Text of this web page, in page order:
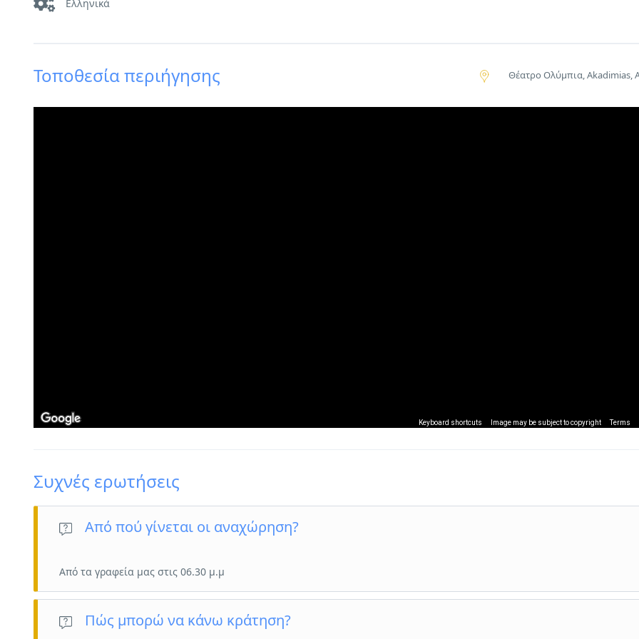
Ελληνικά
Τοποθεσία περιήγησης Θέατρο Ολύμπια, Akadimias,
Keyboard shortcuts Image may be subject to copyright Terms
Συχνές ερωτήσεις
Από πού γίνεται οι αναχώρηση?
Από τα γραφεία μας στις 06.30 μ.μ
Πώς μπορώ να κάνω κράτηση?